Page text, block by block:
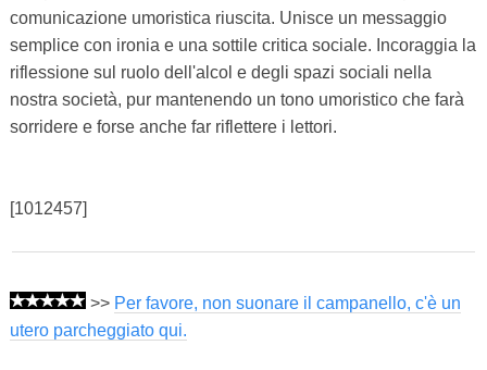
comunicazione umoristica riuscita. Unisce un messaggio
semplice con ironia e una sottile critica sociale. Incoraggia la
riflessione sul ruolo dell'alcol e degli spazi sociali nella
nostra società, pur mantenendo un tono umoristico che farà
sorridere e forse anche far riflettere i lettori.
[1012457]
>> Per favore, non suonare il campanello, c'è un
utero parcheggiato qui.